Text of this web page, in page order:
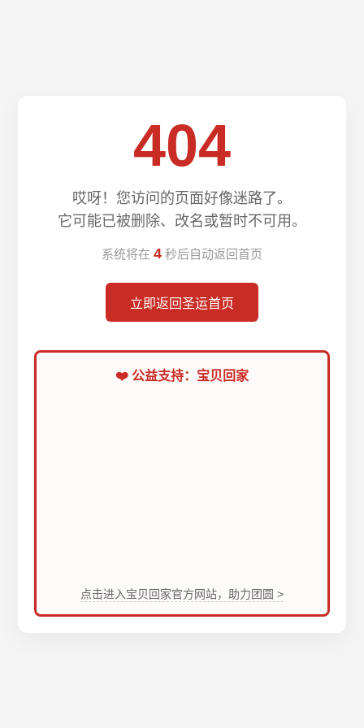
404
哎呀！您访问的页面好像迷路了。
它可能已被删除、改名或暂时不可用。
系统将在 4 秒后自动返回首页
立即返回圣运首页
❤️ 公益支持：宝贝回家
点击进入宝贝回家官方网站，助力团圆 >